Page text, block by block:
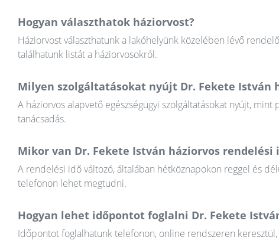
Hogyan választhatok háziorvost?
Háziorvost választhatunk a lakóhelyünk közelében lévő
találhatunk listát a háziorvosokról.
Milyen szolgáltatásokat nyújt Dr. Fekete István
A háziorvos alapvető egészségügyi szolgáltatásokat nyújt,
tanácsadás.
Mikor van Dr. Fekete István háziorvos rendelési
A rendelési idő változó, általában hétköznapokon reggel és
telefonon lehet megtudni.
Hogyan lehet időpontot foglalni Dr. Fekete
Időpontot foglalhatunk telefonon, online rendszeren